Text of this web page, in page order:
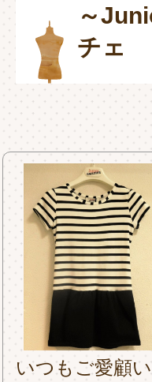
～
チェ
いつもご愛顧